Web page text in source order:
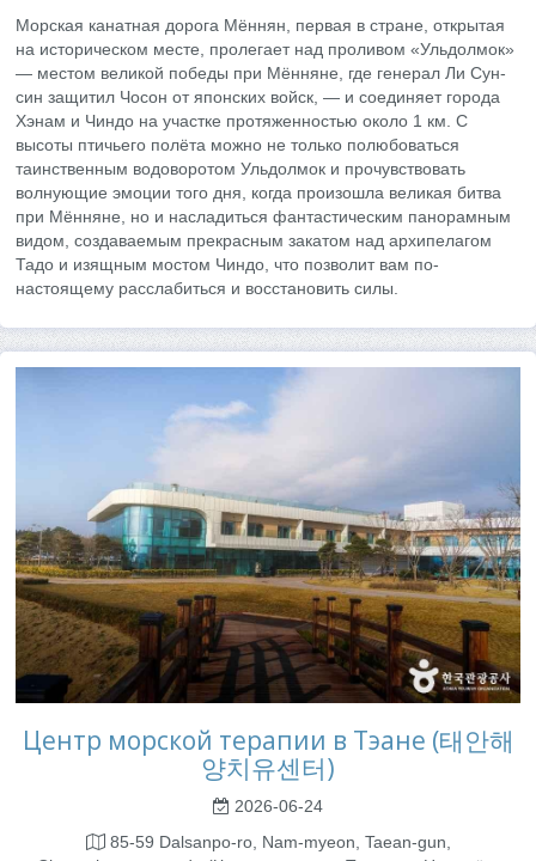
Морская канатная дорога Мённян, первая в стране, открытая
на историческом месте, пролегает над проливом «Ульдолмок»
— местом великой победы при Мённяне, где генерал Ли Сун-
син защитил Чосон от японских войск, — и соединяет города
Хэнам и Чиндо на участке протяженностью около 1 км. С
высоты птичьего полёта можно не только полюбоваться
таинственным водоворотом Ульдолмок и прочувствовать
волнующие эмоции того дня, когда произошла великая битва
при Мённяне, но и насладиться фантастическим панорамным
видом, создаваемым прекрасным закатом над архипелагом
Тадо и изящным мостом Чиндо, что позволит вам по-
настоящему расслабиться и восстановить силы.
Центр морской терапии в Тэане (태안해
양치유센터)
2026-06-24
85-59 Dalsanpo-ro, Nam-myeon, Taean-gun,